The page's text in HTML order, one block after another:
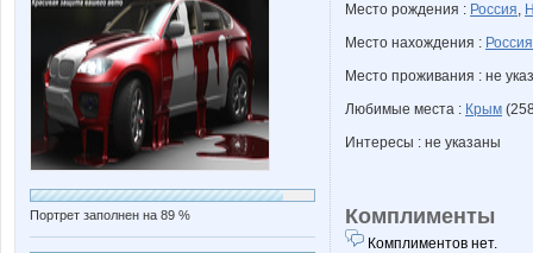
Портрет заполнен на 89 %
Место рождения : Россия,
Место нахождения : Россия
Место проживания : не
Любимые места : Крым
Интересы : не указаны
Комплименты
Комплиментов нет.